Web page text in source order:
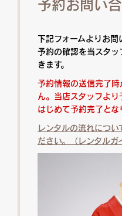
予約お問い
下記フォームよりお問
予約の確認を当スタッ
きます。
予約情報の送信完了
ん。当店スタッフより
はじめて予約完了とな
レンタルの流れにつ
ださい。（レンタルガ